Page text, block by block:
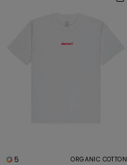
5 ORGANIC COTTON